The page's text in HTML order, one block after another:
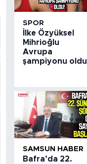
SPOR
İlke Özyüksel
Mihrioğlu
Avrupa
şampiyonu oldu
SAMSUN HABER
Bafra’da 22.